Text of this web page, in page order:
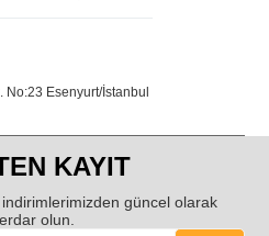
No:23 Esenyurt/İstanbul
KAYIT
indirimlerimizden güncel olarak
olun.